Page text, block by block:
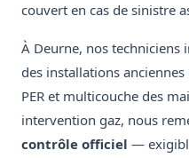
couvert en cas de sinistre
À Deurne, nos techniciens
des installations
PER et multicouche des
intervention gaz, nous
contrôle officiel —